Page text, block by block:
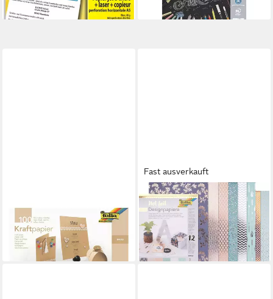
Kraftpapier, Format DIN A5,
120 g/m²
ab 4,79 €
lieferbar - in 2-3 Werktagen bei dir
Fast ausverkauft
FOLIA
Motivpapier Hot Foil, DIN A4,
12 Blatt
13,96 €
lieferbar - in 4-5 Werktagen bei dir